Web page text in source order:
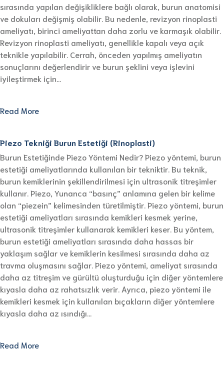
sırasında yapılan değişikliklere bağlı olarak, burun anatomisi
ve dokuları değişmiş olabilir. Bu nedenle, revizyon rinoplasti
ameliyatı, birinci ameliyattan daha zorlu ve karmaşık olabilir.
Revizyon rinoplasti ameliyatı, genellikle kapalı veya açık
teknikle yapılabilir. Cerrah, önceden yapılmış ameliyatın
sonuçlarını değerlendirir ve burun şeklini veya işlevini
iyileştirmek için…
Read More
Piezo Tekniği Burun Estetiği (Rinoplasti)
Burun Estetiğinde Piezo Yöntemi Nedir? Piezo yöntemi, burun
estetiği ameliyatlarında kullanılan bir tekniktir. Bu teknik,
burun kemiklerinin şekillendirilmesi için ultrasonik titreşimler
kullanır. Piezo, Yunanca “basınç” anlamına gelen bir kelime
olan “piezein” kelimesinden türetilmiştir. Piezo yöntemi, burun
estetiği ameliyatları sırasında kemikleri kesmek yerine,
ultrasonik titreşimler kullanarak kemikleri keser. Bu yöntem,
burun estetiği ameliyatları sırasında daha hassas bir
yaklaşım sağlar ve kemiklerin kesilmesi sırasında daha az
travma oluşmasını sağlar. Piezo yöntemi, ameliyat sırasında
daha az titreşim ve gürültü oluşturduğu için diğer yöntemlere
kıyasla daha az rahatsızlık verir. Ayrıca, piezo yöntemi ile
kemikleri kesmek için kullanılan bıçakların diğer yöntemlere
kıyasla daha az ısındığı…
Read More